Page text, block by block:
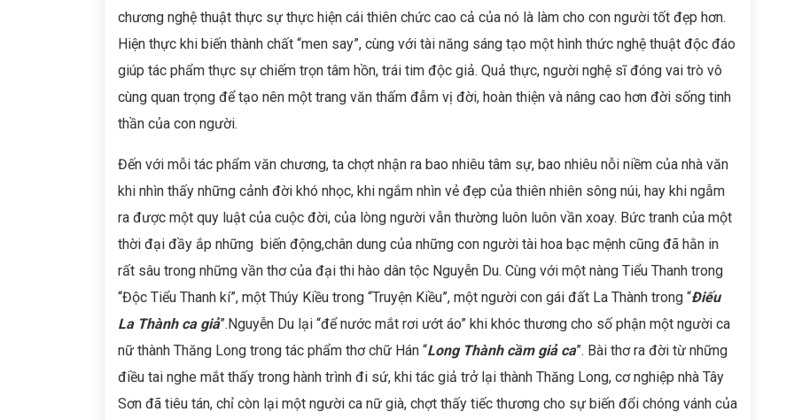
chương nghệ thuật thực sự thực hiện cái thiên chức cao cả của nó là làm cho con người tốt đẹp hơn.
Hiện thực khi biến thành chất “men say”, cùng với tài năng sáng tạo một hình thức nghệ thuật độc đáo
giúp tác phẩm thực sự chiếm trọn tâm hồn, trái tim độc giả. Quả thực, người nghệ sĩ đóng vai trò vô
cùng quan trọng để tạo nên một trang văn thấm đẫm vị đời, hoàn thiện và nâng cao hơn đời sống tinh
thần của con người.
Đến với mỗi tác phẩm văn chương, ta chợt nhận ra bao nhiêu tâm sự, bao nhiêu nỗi niềm của nhà văn
khi nhìn thấy những cảnh đời khó nhọc, khi ngắm nhìn vẻ đẹp của thiên nhiên sông núi, hay khi ngẫm
ra được một quy luật của cuộc đời, của lòng người vẫn thường luôn luôn vần xoay. Bức tranh của một
thời đại đầy ắp những biến động,chân dung của những con người tài hoa bạc mệnh cũng đã hằn in
rất sâu trong những vần thơ của đại thi hào dân tộc Nguyễn Du. Cùng với một nàng Tiểu Thanh trong
“Độc Tiểu Thanh kí”, một Thúy Kiều trong “Truyện Kiều”, một người con gái đất La Thành trong “Điếu
La Thành ca giả”.Nguyễn Du lại “để nước mắt rơi ướt áo” khi khóc thương cho số phận một người ca
nữ thành Thăng Long trong tác phẩm thơ chữ Hán “Long Thành cầm giả ca”. Bài thơ ra đời từ những
điều tai nghe mắt thấy trong hành trình đi sứ, khi tác giả trở lại thành Thăng Long, cơ nghiệp nhà Tây
Sơn đã tiêu tán, chỉ còn lại một người ca nữ già, chợt thấy tiếc thương cho sự biến đổi chóng vánh của